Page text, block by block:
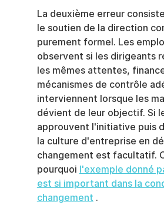
La deuxième erreur
le soutien de la direction
purement formel. Les
observent si les dirigeants
les mêmes attentes,
mécanismes de contrôle
interviennent lorsque les
dévient de leur objectif. Si
approuvent l'initiative puis
la culture d'entreprise en
changement est facultatif.
pourquoi l'exemple donné
est si important dans la
changement .